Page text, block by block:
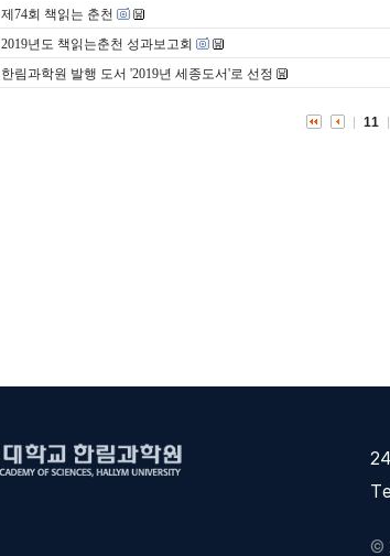
제74회 책읽는 춘천
2019년도 책읽는춘천 성과보고회
한림과학원 발행 도서 '2019년 세종도서'로 선정
11
©